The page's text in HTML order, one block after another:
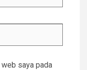
saya pada